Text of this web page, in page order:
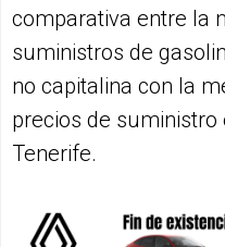
comparativa entre la
suministros de
no capitalina con la
precios de suministro
Tenerife.